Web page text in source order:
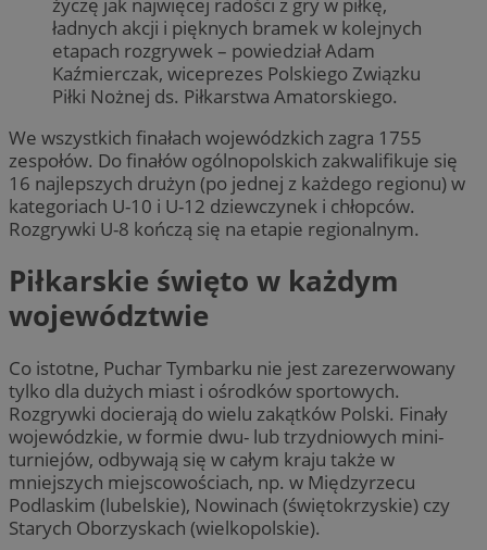
ładnych akcji i pięknych bramek w kolejnych
etapach rozgrywek – powiedział Adam
Kaźmierczak, wiceprezes Polskiego Związku
Piłki Nożnej ds. Piłkarstwa Amatorskiego.
We wszystkich finałach wojewódzkich zagra 1755
zespołów. Do finałów ogólnopolskich zakwalifikuje się
16 najlepszych drużyn (po jednej z każdego regionu) w
kategoriach U-10 i U-12 dziewczynek i chłopców.
Rozgrywki U-8 kończą się na etapie regionalnym.
Piłkarskie święto w każdym
województwie
Co istotne, Puchar Tymbarku nie jest zarezerwowany
tylko dla dużych miast i ośrodków sportowych.
Rozgrywki docierają do wielu zakątków Polski. Finały
wojewódzkie, w formie dwu- lub trzydniowych mini-
turniejów, odbywają się w całym kraju także w
mniejszych miejscowościach, np. w Międzyrzecu
Podlaskim (lubelskie), Nowinach (świętokrzyskie) czy
Starych Oborzyskach (wielkopolskie).